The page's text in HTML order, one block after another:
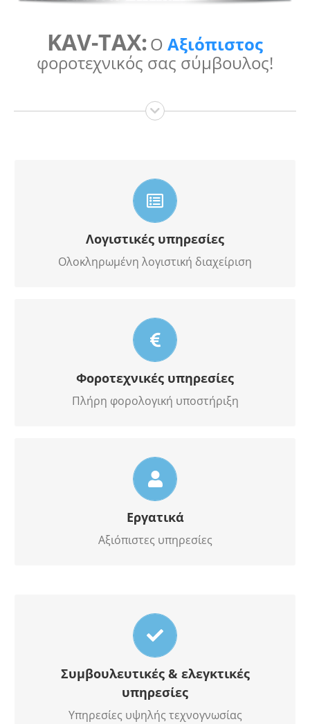
KAV-TAX:Ο Αξιόπιστος
φοροτεχνικός σας σύμβουλος!
Λογιστικές υπηρεσίες
Ολοκληρωμένη λογιστική διαχείριση
για φυσικά πρόσωπα και κάθε μορφής επιχείρηση
Φοροτεχνικές υπηρεσίες
Πλήρη φορολογική υποστήριξη
σε όλο το φάσμα των δραστηριοτήτων σας
Εργατικά
Αξιόπιστες υπηρεσίες
σε διαχείριση και μισθοδοσία προσωπικού σας
Συμβουλευτικές & ελεγκτικές
υπηρεσίες
Υπηρεσίες υψηλής τεχνογνωσίας